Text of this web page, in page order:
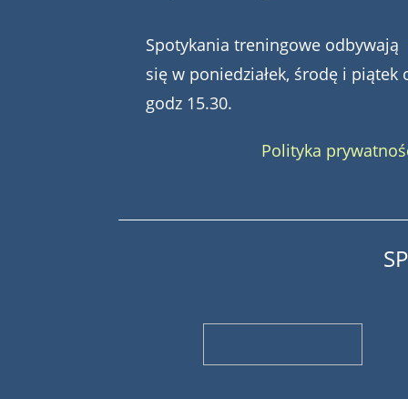
Spotykania treningowe odbywają
się w poniedziałek, środę i piątek
godz 15.30.
Polityka